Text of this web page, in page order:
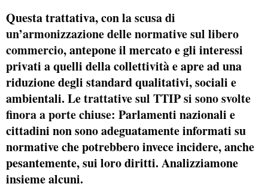
Questa trattativa, conla scusa di
un’armonizzazione delle normative sul libero
commercio, antepone il mercato e gli interessi
privati a quelli della collettività e apre ad una
riduzione degli standard qualitativi, sociali e
ambientali. Letrattative sul TTIP si sono svolte
finora a porte chiuse: Parlamenti nazionali e
cittadini non sono adeguatamente informati su
normative che potrebbero invece incidere, anche
pesantemente, sui loro diritti. Analizziamone
insieme alcuni.